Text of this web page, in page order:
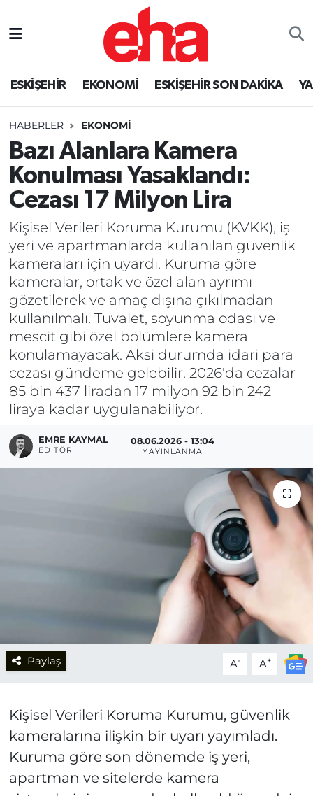
ESKİŞEHİR EKONOMİ ESKİŞEHİR SON DAKİKA
HABERLER EKONOMİ
Bazı Alanlara Kamera
Konulması Yasaklandı:
Cezası 17 Milyon Lira
Kişisel Verileri Koruma Kurumu (KVKK), iş
yeri ve apartmanlarda kullanılan güvenlik
kameraları için uyardı. Kuruma göre
kameralar, ortak ve özel alan ayrımı
gözetilerek ve amaç dışına çıkılmadan
kullanılmalı. Tuvalet, soyunma odası ve
mescit gibi özel bölümlere kamera
konulamayacak. Aksi durumda idari para
cezası gündeme gelebilir. 2026'da cezalar
85 bin 437 liradan 17 milyon 92 bin 242
liraya kadar uygulanabiliyor.
EMRE KAYMAL
EDITÖR
08.06.2026 - 13:04
YAYINLANMA
Paylaş A- A+
Kişisel Verileri Koruma Kurumu, güvenlik
kameralarına ilişkin bir uyarı yayımladı.
Kuruma göre son dönemde iş yeri,
apartman ve sitelerde kamera